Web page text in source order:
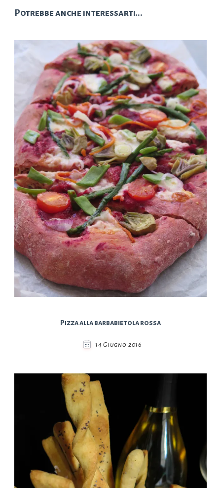
Potrebbe anche interessarti...
Pizza alla barbabietola rossa
14 Giugno 2016